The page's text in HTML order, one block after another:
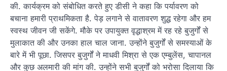
की. कार्यक्रम को संबोधित करते हुए डीसी ने कहा कि पर्यावरण को
बचाना हमारी प्राथमिकता है. पेड़ लगाने से वातावरण शुद्ध रहेगा और हम
स्वस्थ जीवन जी सकेंगे. मौके पर उपायुक्त वृद्धाश्रम में रह रहे बुजुर्गों से
मुलाकात की और उनका हाल चाल जाना. उन्होंने बुजुर्गों से समस्याओं के
बारे में भी पूछा. जिसपर बुजुर्गों ने माधवी मिश्रा से एक एम्बुलेंस, चापानल
और कुछ अलमारी की मांग की. उन्होंने सभी बुजुर्गों को भरोसा दिलाया कि